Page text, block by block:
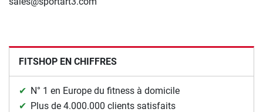
FITSHOP EN CHIFFRES
N° 1 en Europe du fitness à domicile
Plus de 4.000.000 clients satisfaits